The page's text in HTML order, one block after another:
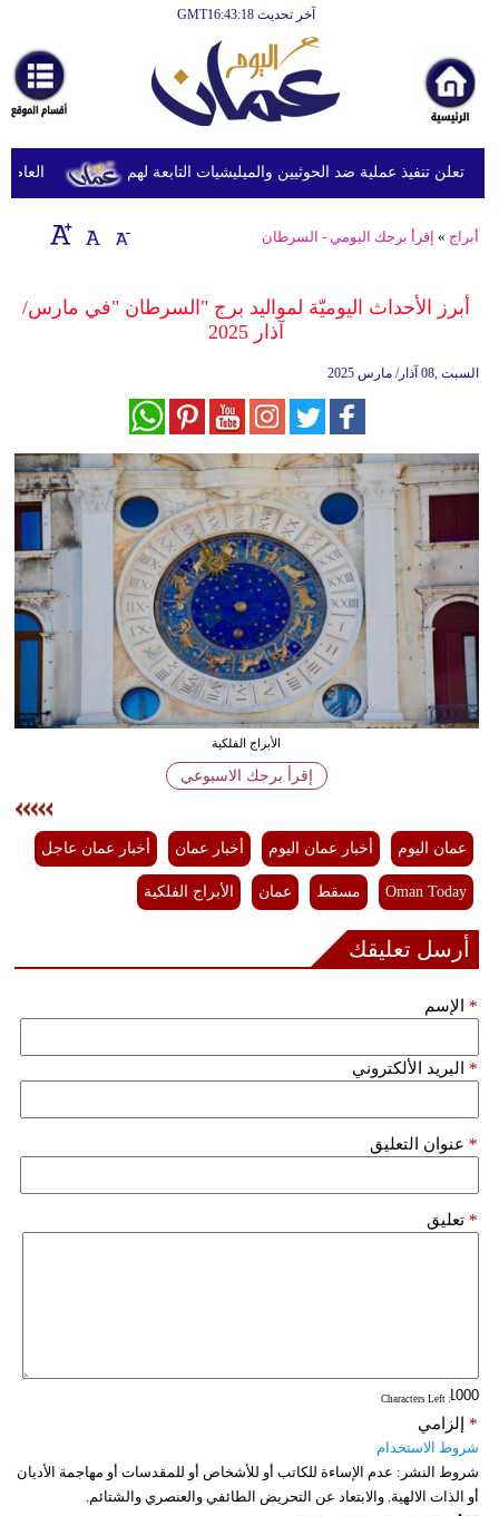
آخر تحديث GMT16:43:18
أخبارعاجلة
رياضة
ثقافة
إقتصاد
وموسيقى
سياحة
وسفر
ديكور
أخبار
إعلام
تعليم
علوم
وتكنولوجيا
سيارات
العاصفة تعلن تنفيذ عملية ضد الحوثيين والميليشيات التابعة لهم
أبراج » إقرأ برجك اليومي - السرطان
أبرز الأحداث اليوميّة لمواليد برج "السرطان "في مارس/
آذار 2025
السبت ,08 آذار/ مارس 2025
الأبراج الفلكية
إقرأ برجك الاسبوعي
عمان اليوم أخبار عمان اليوم أخبار عمان أخبار عمان عاجل
Oman Today مسقط عمان الأبراج الفلكية
أرسل تعليقك
الإسم *
البريد الألكتروني *
عنوان التعليق *
تعليق *
: Characters Left
إلزامي *
شروط الاستخدام
شروط النشر: عدم الإساءة للكاتب أو للأشخاص أو للمقدسات أو مهاجمة الأديان
أو الذات الالهية. والابتعاد عن التحريض الطائفي والعنصري والشتائم.